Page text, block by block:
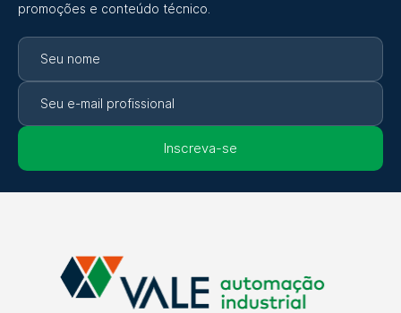
promoções e conteúdo técnico.
Inscreva-se